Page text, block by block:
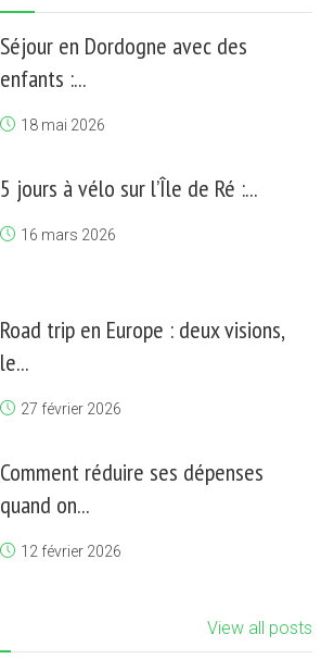
Séjour en Dordogne avec des
enfants :...
18 mai 2026
5 jours à vélo sur l’Île de Ré :...
16 mars 2026
Road trip en Europe : deux visions,
le...
27 février 2026
Comment réduire ses dépenses
quand on...
12 février 2026
View all posts